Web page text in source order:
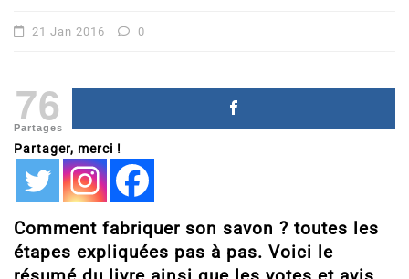
76
Partages
Partager, merci !
Comment fabriquer son savon ? toutes les
étapes expliquées pas à pas. Voici le
résumé du livre ainsi que les votes et avis